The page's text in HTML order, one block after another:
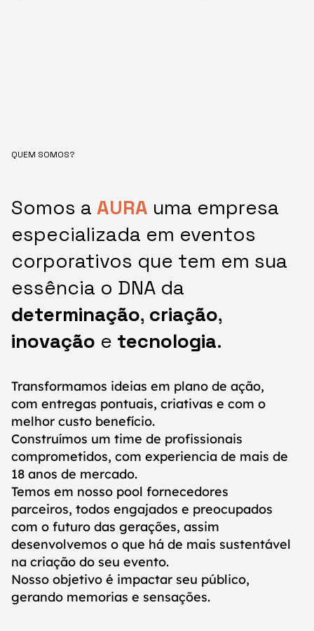
QUEM SOMOS?
Somos a AURA uma empresa
especializada em eventos
corporativos que tem em sua
essência o DNA da
determinação, criação,
inovação e tecnologia.
Transformamos ideias em plano de ação,
com entregas pontuais, criativas e com o
melhor custo benefício.
Construímos um time de profissionais
comprometidos, com experiencia de mais de
18 anos de mercado.
Temos em nosso pool fornecedores
parceiros, todos engajados e preocupados
com o futuro das gerações, assim
desenvolvemos o que há de mais sustentável
na criação do seu evento.
Nosso objetivo é impactar seu público,
gerando memorias e sensações.